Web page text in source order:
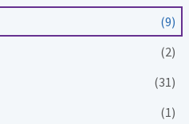
(9)
(2)
(31)
(1)